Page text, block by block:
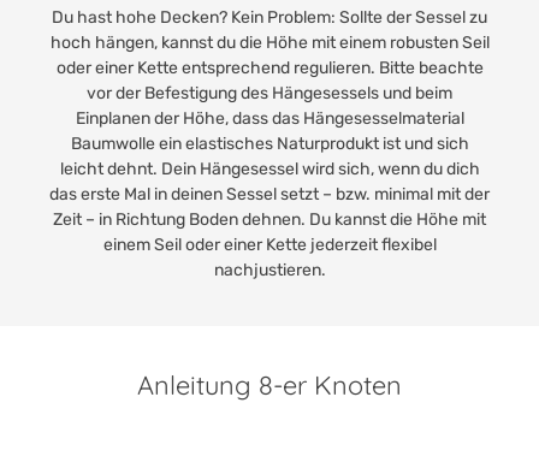
Du hast hohe Decken? Kein Problem: Sollte der Sessel zu
hoch hängen, kannst du die Höhe mit einem robusten Seil
oder einer Kette entsprechend regulieren. Bitte beachte
vor der Befestigung des Hängesessels und beim
Einplanen der Höhe, dass das Hängesesselmaterial
Baumwolle ein elastisches Naturprodukt ist und sich
leicht dehnt. Dein Hängesessel wird sich, wenn du dich
das erste Mal in deinen Sessel setzt – bzw. minimal mit der
Zeit – in Richtung Boden dehnen. Du kannst die Höhe mit
einem Seil oder einer Kette jederzeit flexibel
nachjustieren.
Anleitung 8-er Knoten